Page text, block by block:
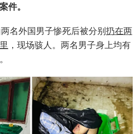
件。
名外国男子惨死后被分别扔在两
，现场骇人。两名男子身上均有